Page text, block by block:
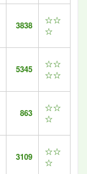
3838
☆☆
☆
5345
☆☆
☆☆
863
☆☆
☆
3109
☆☆
☆